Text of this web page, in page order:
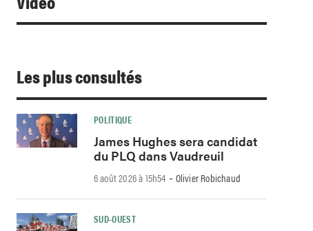
Les plus consultés
POLITIQUE
James Hughes sera candidat
du PLQ dans Vaudreuil
6 août 2026 à 15h54 -Olivier Robichaud
SUD-OUEST